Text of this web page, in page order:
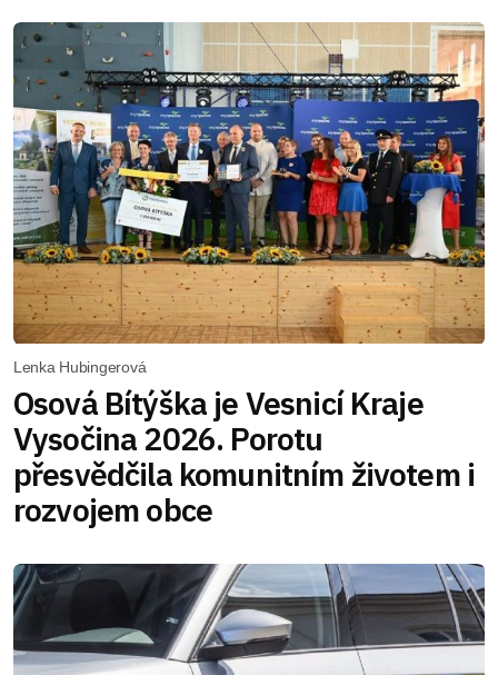
Lenka Hubingerová
Osová Bítýška je Vesnicí Kraje
Vysočina 2026. Porotu
přesvědčila komunitním životem i
rozvojem obce